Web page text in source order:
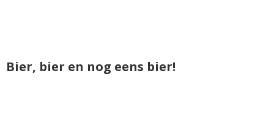
Bier, bier en nog eens bier!